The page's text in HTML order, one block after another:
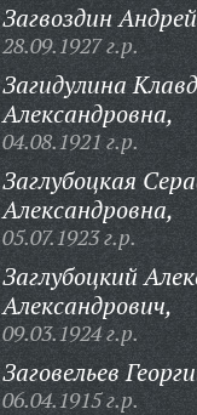
Загвоздин
28.09.1927 г.р.
Загидулина
Александровна,
04.08.1921 г.р.
Заглубоцкая
Александровна,
05.07.1923 г.р.
Заглубоцкий
Александрович,
09.03.1924 г.р.
Заговельев
06.04.1915 г.р.